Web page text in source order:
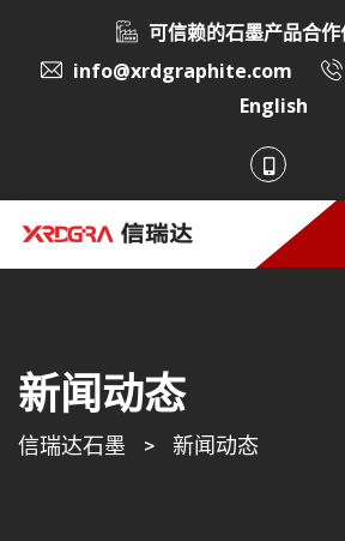
可信赖的石墨产品合作
info@xrdgraphite.com
English
新闻动态
信瑞达石墨 > 新闻动态